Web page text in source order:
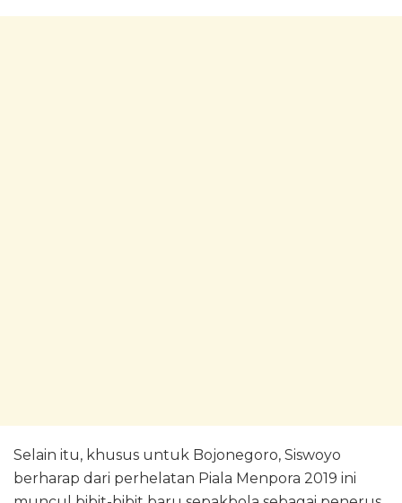
Selain itu, khusus untuk Bojonegoro, Siswoyo
berharap dari perhelatan Piala Menpora 2019 ini